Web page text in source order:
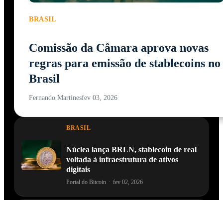
BRASIL
Comissão da Câmara aprova novas
regras para emissão de stablecoins no
Brasil
Fernando Martinesfev 03, 2026
BRASIL
Núclea lança BRLN, stablecoin de real
voltada à infraestrutura de ativos
digitais
Portal do Bitcoin · fev 02, 2026